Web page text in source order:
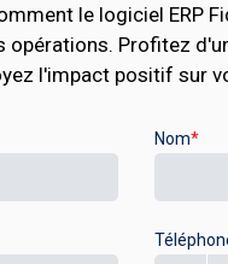
le logiciel ERP
opérations. Profitez
l'impact positif sur
Nom*